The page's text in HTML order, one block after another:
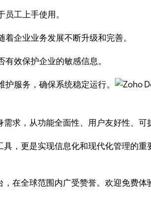
工上手使用。
企业业务发展不断升级和完善。
效保护企业的敏感信息。
护服务，确保系统稳定运行。
求，从功能全面性、用户友好性、
，更是实现信息化和现代化管理的
在全球范围内广受赞誉。欢迎免费体